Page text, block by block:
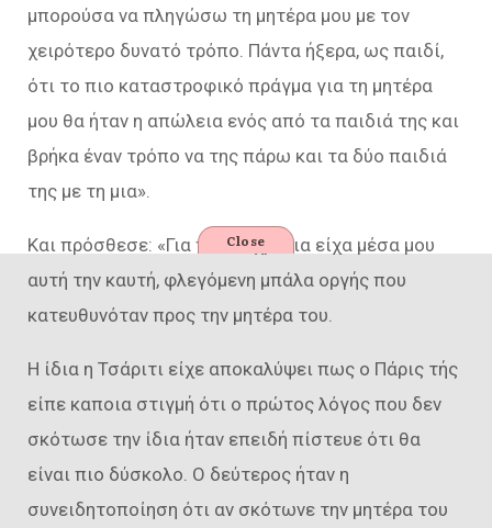
μπορούσα να πληγώσω τη μητέρα μου με τον
χειρότερο δυνατό τρόπο. Πάντα ήξερα, ως παιδί,
ότι το πιο καταστροφικό πράγμα για τη μητέρα
μου θα ήταν η απώλεια ενός από τα παιδιά της και
βρήκα έναν τρόπο να της πάρω και τα δύο παιδιά
της με τη μια».
Και πρόσθεσε: «Για πολλά χρόνια είχα μέσα μου
αυτή την καυτή, φλεγόμενη μπάλα οργής που
κατευθυνόταν προς την μητέρα του.
Η ίδια η Τσάριτι είχε αποκαλύψει πως ο Πάρις τής
είπε καποια στιγμή ότι ο πρώτος λόγος που δεν
σκότωσε την ίδια ήταν επειδή πίστευε ότι θα
είναι πιο δύσκολο. Ο δεύτερος ήταν η
συνειδητοποίηση ότι αν σκότωνε την μητέρα του
Close